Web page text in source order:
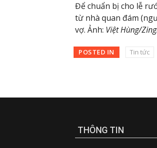
Để chuẩn bị cho lễ
từ nhà quan đám
vợ. Ảnh: Việt Hùng/
POSTED IN Tin tức
THÔNG TIN